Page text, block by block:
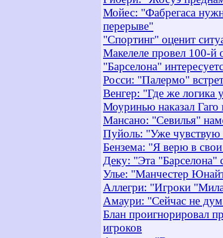
Мойес: "Фабрегаса
перерыве"
"Спортинг" оценит
Макелеле провел 100-
"Барселона"
Росси: "Палермо"
Венгер: "Где же логика
Моуринью наказал Гаго
Мансано: "Севилья"
Пуйоль: "Уже чувствую
Бензема: "Я верю в
Деку: "Эта "Барселона"
Улье: "Манчестер
Аллегри: "Игроки
Амаури: "Сейчас не
Блан проигнорировал
игроков